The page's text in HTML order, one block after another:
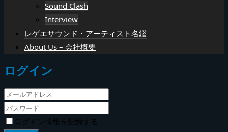
Sound Clash
Interview
レゲエサウンド・アーティスト名鑑
About Us – 会社概要
ログイン
ログイン情報を記憶する